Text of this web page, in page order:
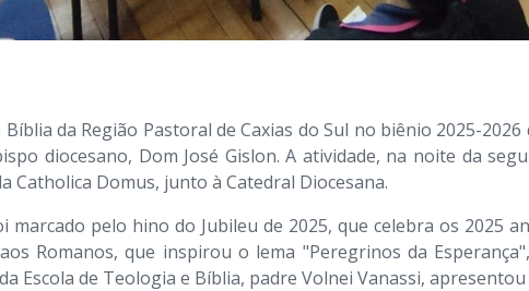
da Região Pastoral de Caxias do Sul no biênio 2025-
diocesano, Dom José Gislon. A atividade, na noite da
Catholica Domus, junto à Catedral Diocesana.
pelo hino do Jubileu de 2025, que celebra os 2025
Romanos, que inspirou o lema "Peregrinos da
Escola de Teologia e Bíblia, padre Volnei Vanassi,